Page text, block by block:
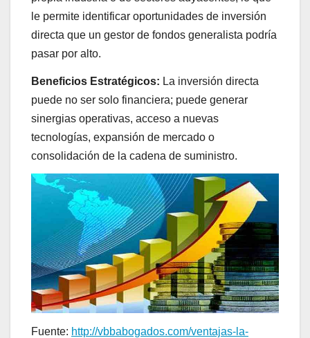
le permite identificar oportunidades de inversión
directa que un gestor de fondos generalista podría
pasar por alto.
Beneficios Estratégicos: La inversión directa
puede no ser solo financiera; puede generar
sinergias operativas, acceso a nuevas
tecnologías, expansión de mercado o
consolidación de la cadena de suministro.
Fuente: http://vbbabogados.com/ventajas-la-